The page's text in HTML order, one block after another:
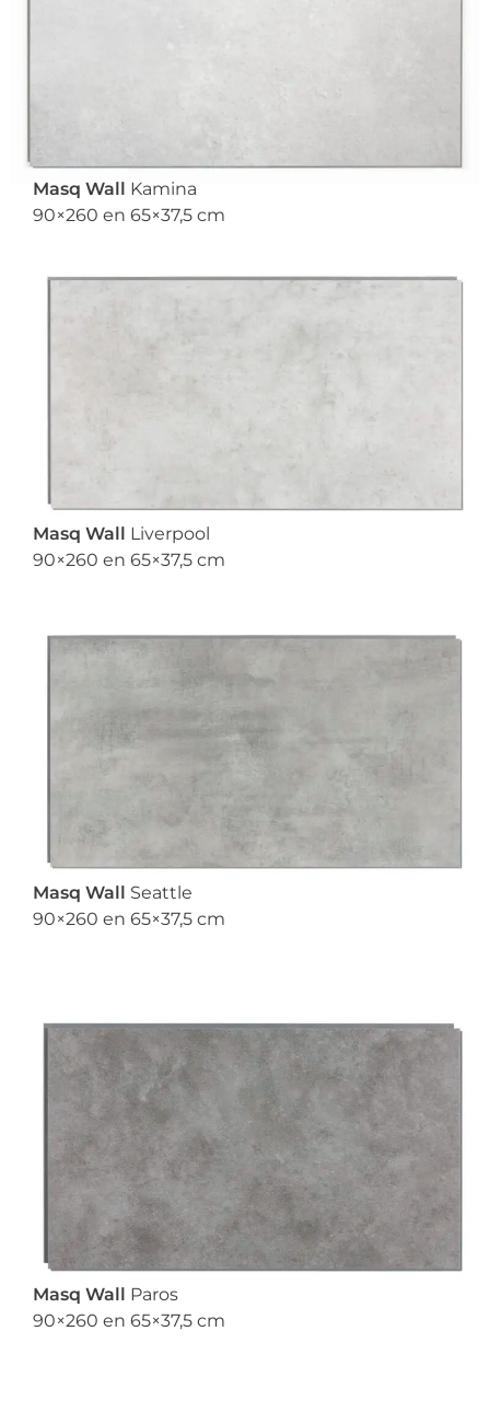
Masq Wall Kamina
90×260 en 65×37,5 cm
Masq Wall Liverpool
90×260 en 65×37,5 cm
Masq Wall Seattle
90×260 en 65×37,5 cm
Masq Wall Paros
90×260 en 65×37,5 cm